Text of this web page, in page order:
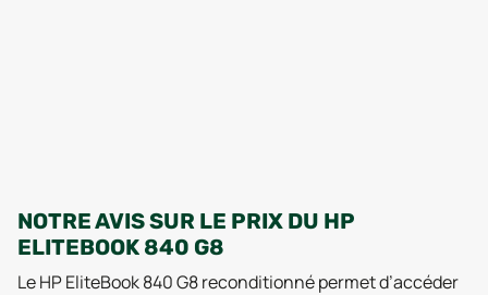
NOTRE AVIS SUR LE PRIX DU HP
ELITEBOOK 840 G8
Le HP EliteBook 840 G8 reconditionné permet d’accéder